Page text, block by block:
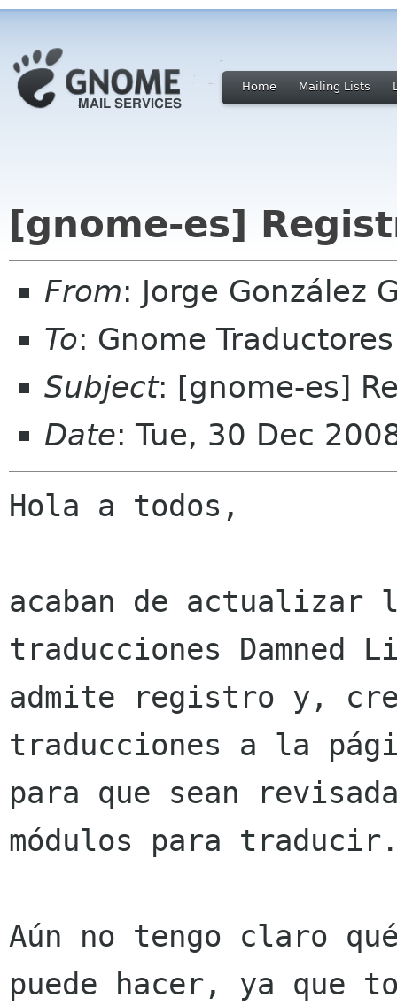
Home Mailing Lists
[gnome-es]
From: Jorge González
To: Gnome
Subject: [gnome-es]
Date: Tue, 30 Dec
Hola a todos,
acaban de actualizar
traducciones Damned
admite registro y,
traducciones a la
para que sean
módulos para
Aún no tengo claro
puede hacer, ya que